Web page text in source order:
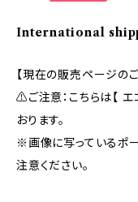
International
【現在の販売ページのご
⚠︎ご注意：こちらは【 エ
おります。
※画像に写っているポ
注意ください。